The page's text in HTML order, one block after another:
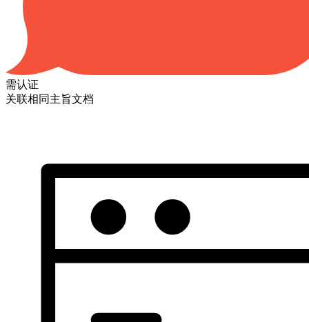
需认证
关联相同主旨文档